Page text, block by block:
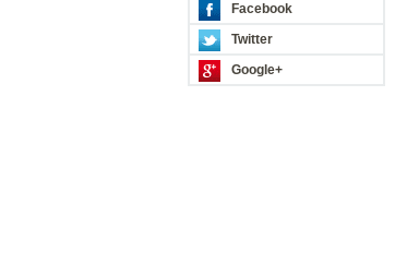
Facebook
Twitter
Google+